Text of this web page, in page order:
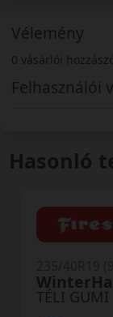
Vélemény
0 vásárlói
Felhasználói
Hasonló
TÉLI GUMI
Winter